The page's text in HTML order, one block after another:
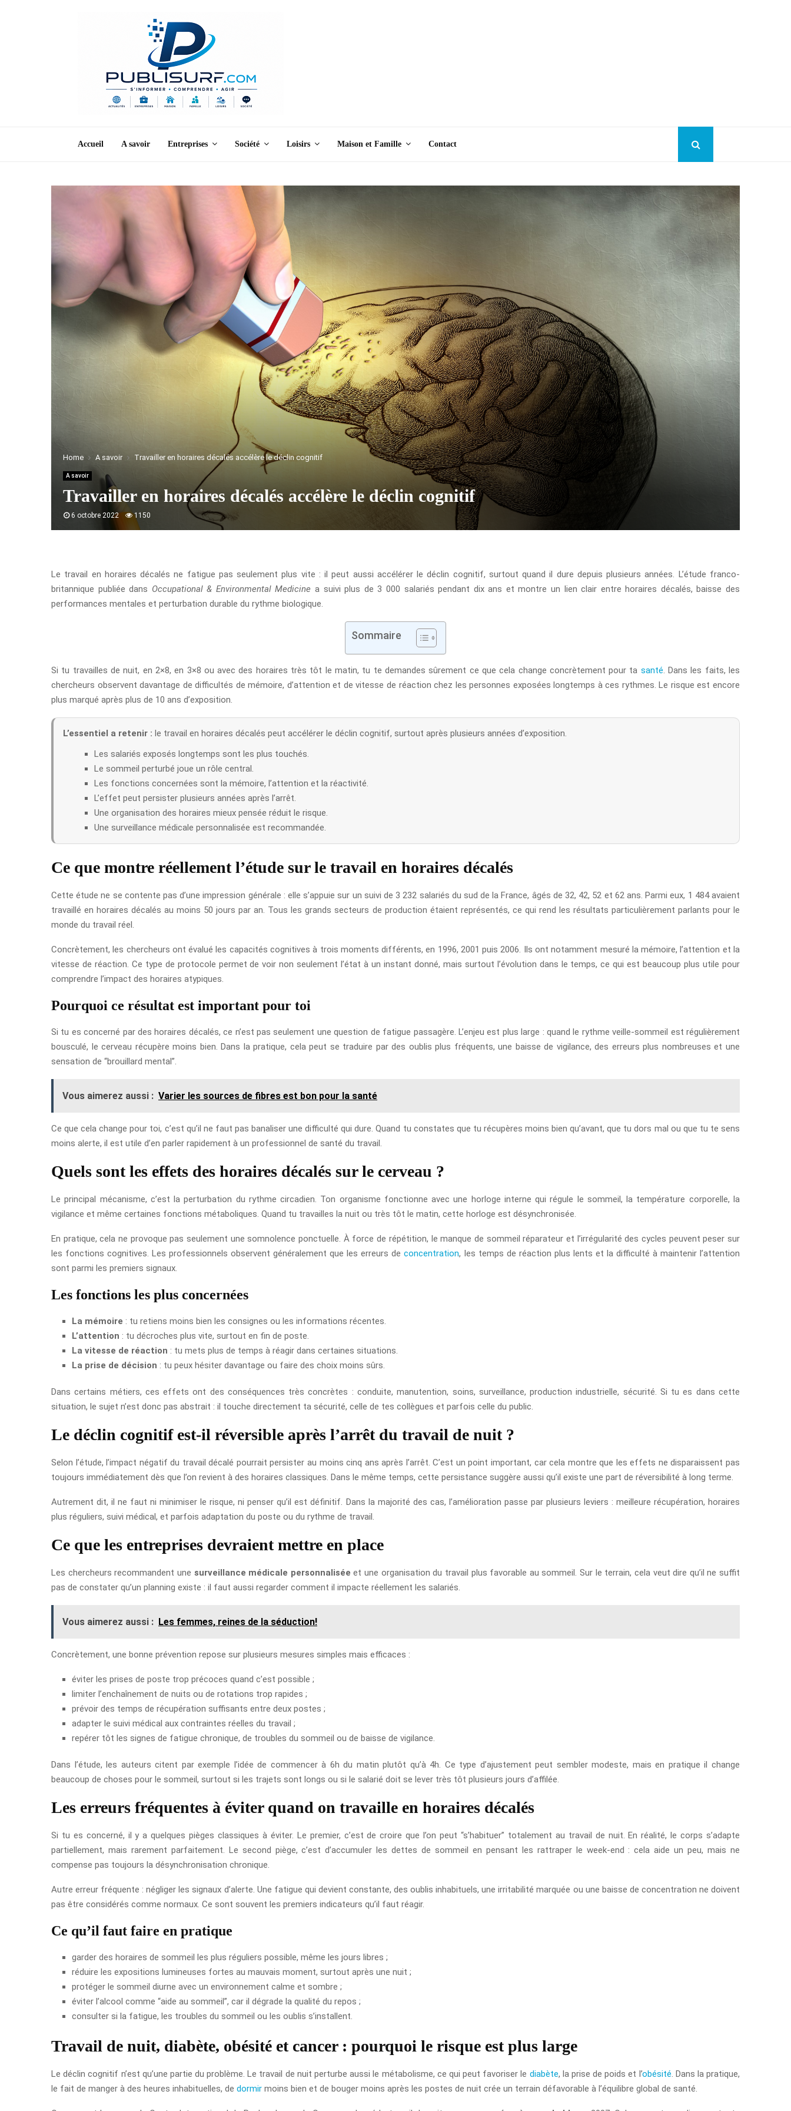
Accueil A savoir Entreprises Société Loisirs Maison et Famille Contact
Home A savoir Travailler en horaires décalés accélère le déclin cognitif
A savoir
Travailler en horaires décalés accélère le déclin cognitif
6 octobre 2022 1150
Le travail en horaires décalés ne fatigue pas seulement plus vite : il peut aussi accélérer le déclin cognitif, surtout quand il dure depuis plusieurs années. L’étude franco-
britannique publiée dans Occupational & Environmental Medicine a suivi plus de 3 000 salariés pendant dix ans et montre un lien clair entre horaires décalés, baisse des
performances mentales et perturbation durable du rythme biologique.
Sommaire
Si tu travailles de nuit, en 2×8, en 3×8 ou avec des horaires très tôt le matin, tu te demandes sûrement ce que cela change concrètement pour ta santé . Dans les faits, les
chercheurs observent davantage de difficultés de mémoire, d’attention et de vitesse de réaction chez les personnes exposées longtemps à ces rythmes. Le risque est encore
plus marqué après plus de 10 ans d’exposition.
L’essentiel a retenir : le travail en horaires décalés peut accélérer le déclin cognitif, surtout après plusieurs années d’exposition.
Les salariés exposés longtemps sont les plus touchés.
Le sommeil perturbé joue un rôle central.
Les fonctions concernées sont la mémoire, l’attention et la réactivité.
L’effet peut persister plusieurs années après l’arrêt.
Une organisation des horaires mieux pensée réduit le risque.
Une surveillance médicale personnalisée est recommandée.
Ce que montre réellement l’étude sur le travail en horaires décalés
Cette étude ne se contente pas d’une impression générale : elle s’appuie sur un suivi de 3 232 salariés du sud de la France, âgés de 32, 42, 52 et 62 ans. Parmi eux, 1 484 avaient
travaillé en horaires décalés au moins 50 jours par an. Tous les grands secteurs de production étaient représentés, ce qui rend les résultats particulièrement parlants pour le
monde du travail réel.
Concrètement, les chercheurs ont évalué les capacités cognitives à trois moments différents, en 1996, 2001 puis 2006. Ils ont notamment mesuré la mémoire, l’attention et la
vitesse de réaction. Ce type de protocole permet de voir non seulement l’état à un instant donné, mais surtout l’évolution dans le temps, ce qui est beaucoup plus utile pour
comprendre l’impact des horaires atypiques.
Pourquoi ce résultat est important pour toi
Si tu es concerné par des horaires décalés, ce n’est pas seulement une question de fatigue passagère. L’enjeu est plus large : quand le rythme veille-sommeil est régulièrement
bousculé, le cerveau récupère moins bien. Dans la pratique, cela peut se traduire par des oublis plus fréquents, une baisse de vigilance, des erreurs plus nombreuses et une
sensation de “brouillard mental”.
Vous aimerez aussi : Varier les sources de fibres est bon pour la santé
Ce que cela change pour toi, c’est qu’il ne faut pas banaliser une difficulté qui dure. Quand tu constates que tu récupères moins bien qu’avant, que tu dors mal ou que tu te sens
moins alerte, il est utile d’en parler rapidement à un professionnel de santé du travail.
Quels sont les effets des horaires décalés sur le cerveau ?
Le principal mécanisme, c’est la perturbation du rythme circadien. Ton organisme fonctionne avec une horloge interne qui régule le sommeil, la température corporelle, la
vigilance et même certaines fonctions métaboliques. Quand tu travailles la nuit ou très tôt le matin, cette horloge est désynchronisée.
En pratique, cela ne provoque pas seulement une somnolence ponctuelle. À force de répétition, le manque de sommeil réparateur et l’irrégularité des cycles peuvent peser sur
les fonctions cognitives. Les professionnels observent généralement que les erreurs deconcentration, les temps de réaction plus lents et la difficulté à maintenir l’attention
sont parmi les premiers signaux.
Les fonctions les plus concernées
La mémoire : tu retiens moins bien les consignes ou les informations récentes.
L’attention : tu décroches plus vite, surtout en fin de poste.
La vitesse de réaction : tu mets plus de temps à réagir dans certaines situations.
La prise de décision : tu peux hésiter davantage ou faire des choix moins sûrs.
Dans certains métiers, ces effets ont des conséquences très concrètes : conduite, manutention, soins, surveillance, production industrielle, sécurité. Si tu es dans cette
situation, le sujet n’est donc pas abstrait : il touche directement ta sécurité, celle de tes collègues et parfois celle du public.
Le déclin cognitif est-il réversible après l’arrêt du travail de nuit ?
Selon l’étude, l’impact négatif du travail décalé pourrait persister au moins cinq ans après l’arrêt. C’est un point important, car cela montre que les effets ne disparaissent pas
toujours immédiatement dès que l’on revient à des horaires classiques. Dans le même temps, cette persistance suggère aussi qu’il existe une part de réversibilité à long terme.
Autrement dit, il ne faut ni minimiser le risque, ni penser qu’il est définitif. Dans la majorité des cas, l’amélioration passe par plusieurs leviers : meilleure récupération, horaires
plus réguliers, suivi médical, et parfois adaptation du poste ou du rythme de travail.
Ce que les entreprises devraient mettre en place
Les chercheurs recommandent une surveillance médicale personnalisée et une organisation du travail plus favorable au sommeil. Sur le terrain, cela veut dire qu’il ne suffit
pas de constater qu’un planning existe : il faut aussi regarder comment il impacte réellement les salariés.
Vous aimerez aussi : Les femmes, reines de la séduction!
Concrètement, une bonne prévention repose sur plusieurs mesures simples mais efficaces :
éviter les prises de poste trop précoces quand c’est possible ;
limiter l’enchaînement de nuits ou de rotations trop rapides ;
prévoir des temps de récupération suffisants entre deux postes ;
adapter le suivi médical aux contraintes réelles du travail ;
repérer tôt les signes de fatigue chronique, de troubles du sommeil ou de baisse de vigilance.
Dans l’étude, les auteurs citent par exemple l’idée de commencer à 6h du matin plutôt qu’à 4h. Ce type d’ajustement peut sembler modeste, mais en pratique il change
beaucoup de choses pour le sommeil, surtout si les trajets sont longs ou si le salarié doit se lever très tôt plusieurs jours d’affilée.
Les erreurs fréquentes à éviter quand on travaille en horaires décalés
Si tu es concerné, il y a quelques pièges classiques à éviter. Le premier, c’est de croire que l’on peut “s’habituer” totalement au travail de nuit. En réalité, le corps s’adapte
partiellement, mais rarement parfaitement. Le second piège, c’est d’accumuler les dettes de sommeil en pensant les rattraper le week-end : cela aide un peu, mais ne
compense pas toujours la désynchronisation chronique.
Autre erreur fréquente : négliger les signaux d’alerte. Une fatigue qui devient constante, des oublis inhabituels, une irritabilité marquée ou une baisse de concentration ne doivent
pas être considérés comme normaux. Ce sont souvent les premiers indicateurs qu’il faut réagir.
Ce qu’il faut faire en pratique
garder des horaires de sommeil les plus réguliers possible, même les jours libres ;
réduire les expositions lumineuses fortes au mauvais moment, surtout après une nuit ;
protéger le sommeil diurne avec un environnement calme et sombre ;
éviter l’alcool comme “aide au sommeil”, car il dégrade la qualité du repos ;
consulter si la fatigue, les troubles du sommeil ou les oublis s’installent.
Travail de nuit, diabète, obésité et cancer : pourquoi le risque est plus large
Le déclin cognitif n’est qu’une partie du problème. Le travail de nuit perturbe aussi le métabolisme, ce qui peut favoriser le diabète, la prise de poids et l’obésité . Dans la pratique,
le fait de manger à des heures inhabituelles, de dormir moins bien et de bouger moins après les postes de nuit crée un terrain défavorable à l’équilibre global de santé.